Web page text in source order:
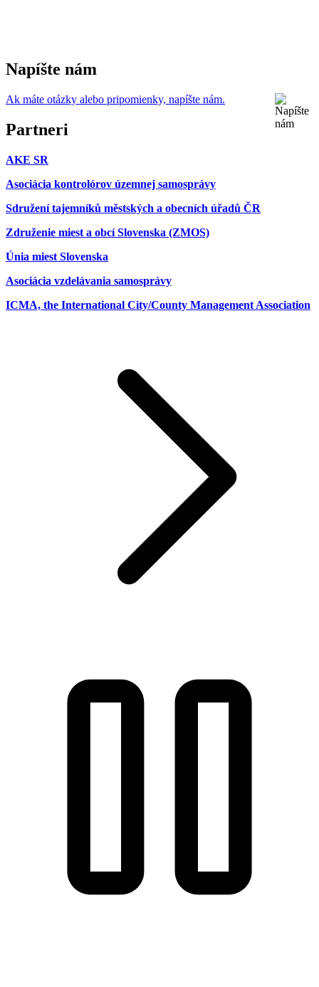
Napíšte nám
Ak máte otázky alebo pripomienky, napíšte nám.
Partneri
AKE SR
Asociácia kontrolórov územnej samosprávy
Sdružení tajemníků městských a obecních úřadů ČR
Združenie miest a obcí Slovenska (ZMOS)
Únia miest Slovenska
Asociácia vzdelávania samosprávy
ICMA, the International City/County Management Association